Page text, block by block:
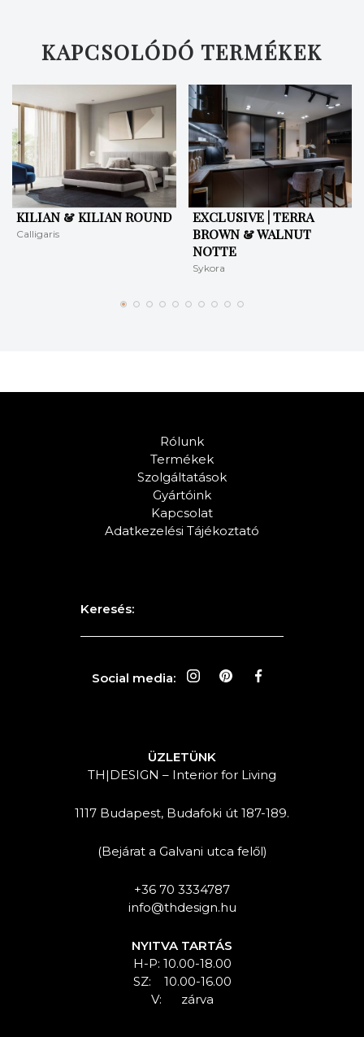
KAPCSOLÓDÓ TERMÉKEK
KILIAN & KILIAN ROUND
Calligaris
EXCLUSIVE | TERRA
BROWN & WALNUT
NOTTE
Sykora
Rólunk
Termékek
Szolgáltatások
Gyártóink
Kapcsolat
Adatkezelési Tájékoztató
Keresés:
Social media:
ÜZLETÜNK
TH|DESIGN – Interior for Living
1117 Budapest, Budafoki út 187-189.
(Bejárat a Galvani utca felől)
+36 70 3334787
info@thdesign.hu
NYITVA TARTÁS
H-P: 10.00-18.00
SZ: 10.00-16.00
V: zárva